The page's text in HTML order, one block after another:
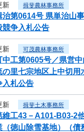
新 揖斐農林事務所
治第0614号 県単治山
競争入札公告
新 可茂農林事務所
中工第0605号／県営
里七宗地区上中切用
入札公告
新 揖斐土木事務所
維工43－A101-
徳山除雪基地）（債